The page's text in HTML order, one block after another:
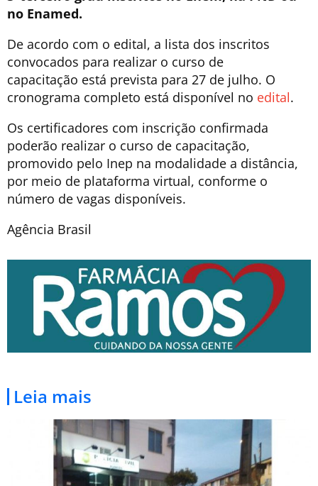
no Enamed.
De acordo com o edital, a lista dos inscritos
convocados para realizar o curso de
capacitação está prevista para 27 de julho. O
cronograma completo está disponível no edital.
Os certificadores com inscrição confirmada
poderão realizar o curso de capacitação,
promovido pelo Inep na modalidade a distância,
por meio de plataforma virtual, conforme o
número de vagas disponíveis.
Agência Brasil
Leia mais